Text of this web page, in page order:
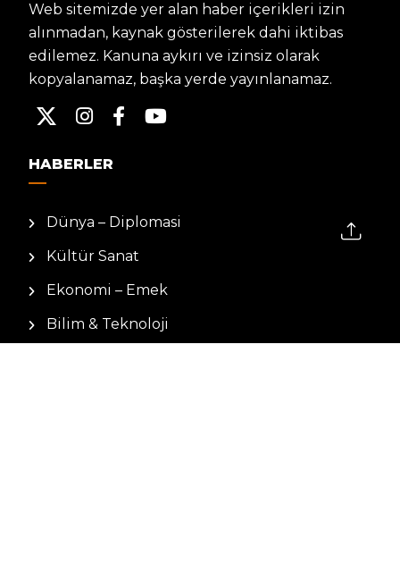
Web sitemizde yer alan haber içerikleri izin
alınmadan, kaynak gösterilerek dahi iktibas
edilemez. Kanuna aykırı ve izinsiz olarak
kopyalanamaz, başka yerde yayınlanamaz.
HABERLER
Dünya – Diplomasi
Kültür Sanat
Ekonomi – Emek
Bilim & Teknoloji